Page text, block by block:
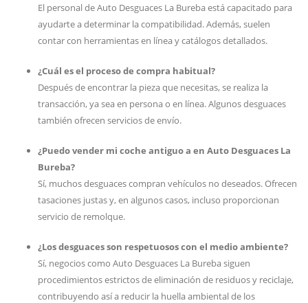
El personal de Auto Desguaces La Bureba está capacitado para
ayudarte a determinar la compatibilidad. Además, suelen
contar con herramientas en línea y catálogos detallados.
¿Cuál es el proceso de compra habitual?
Después de encontrar la pieza que necesitas, se realiza la
transacción, ya sea en persona o en línea. Algunos desguaces
también ofrecen servicios de envío.
¿Puedo vender mi coche antiguo a en Auto Desguaces La
Bureba?
Sí, muchos desguaces compran vehículos no deseados. Ofrecen
tasaciones justas y, en algunos casos, incluso proporcionan
servicio de remolque.
¿Los desguaces son respetuosos con el medio ambiente?
Sí, negocios como Auto Desguaces La Bureba siguen
procedimientos estrictos de eliminación de residuos y reciclaje,
contribuyendo así a reducir la huella ambiental de los